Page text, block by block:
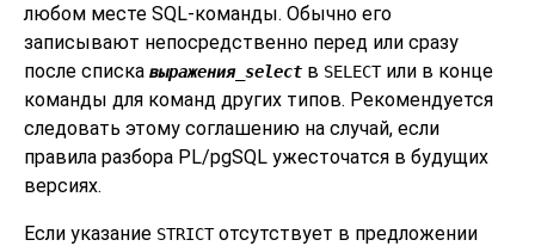
любом месте SQL-команды. Обычно его
записывают непосредственно перед или сразу
после списка выражения_select в SELECTили в конце
команды для команд других типов. Рекомендуется
следовать этому соглашению на случай, если
правила разбора PL/pgSQL ужесточатся в будущих
версиях.
Если указание STRICTотсутствует в предложении